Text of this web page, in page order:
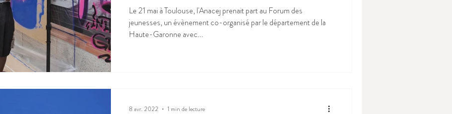
Le 21 mai à Toulouse, l'Anacej prenait part au Forum des
jeunesses, un évènement co-organisé par le département de la
Haute-Garonne avec...
8 avr. 2022 1 min de lecture